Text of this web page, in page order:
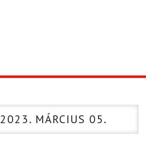
2023. MÁRCIUS 05.